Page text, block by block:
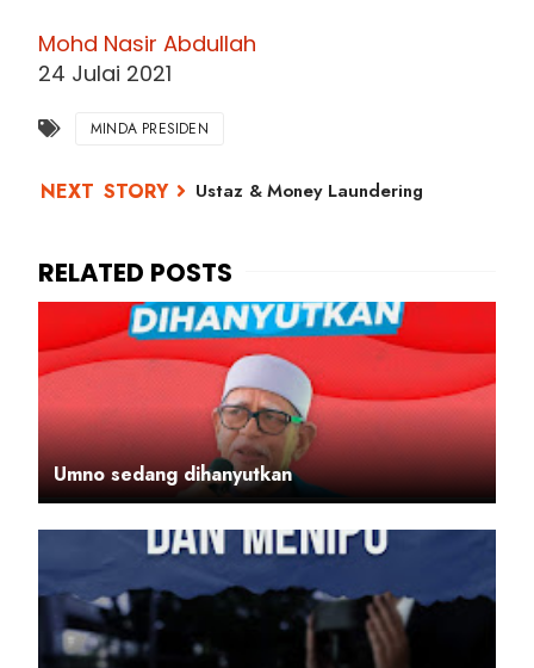
Mohd Nasir Abdullah
24 Julai 2021
MINDA PRESIDEN
Ustaz & Money Laundering
Umno sedang dihanyutkan